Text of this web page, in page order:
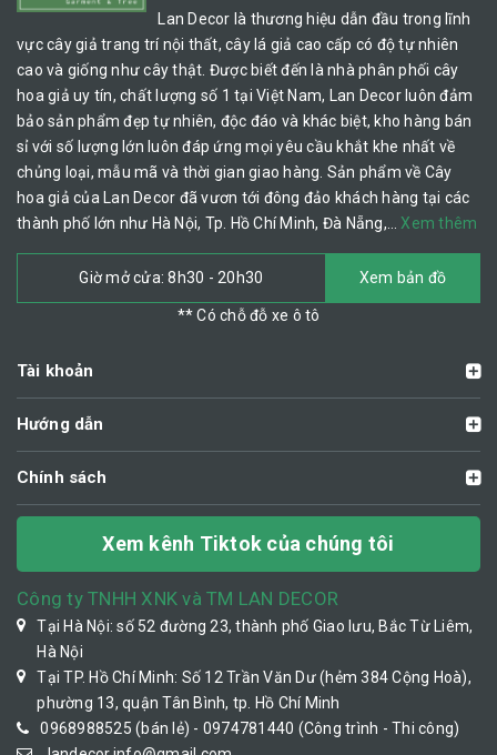
Lan Decor là thương hiệu dẫn đầu trong lĩnh
vực cây giả trang trí nội thất, cây lá giả cao cấp có độ tự nhiên
cao và giống như cây thật. Được biết đến là nhà phân phối cây
hoa giả uy tín, chất lượng số 1 tại Việt Nam, Lan Decor luôn đảm
bảo sản phẩm đẹp tự nhiên, độc đáo và khác biệt, kho hàng bán
sỉ với số lượng lớn luôn đáp ứng mọi yêu cầu khắt khe nhất về
chủng loại, mẫu mã và thời gian giao hàng. Sản phẩm về Cây
hoa giả của Lan Decor đã vươn tới đông đảo khách hàng tại các
thành phố lớn như Hà Nội, Tp. Hồ Chí Minh, Đà Nẵng,…Xem thêm
Giờ mở cửa: 8h30 - 20h30 Xem bản đồ
** Có chỗ đỗ xe ô tô
Tài khoản
Hướng dẫn
Chính sách
Xem kênh Tiktok của chúng tôi
Công ty TNHH XNK và TM LAN DECOR
Tại Hà Nội: số 52 đường 23, thành phố Giao lưu, Bắc Từ Liêm,
Hà Nội
Tại TP. Hồ Chí Minh: Số 12 Trần Văn Dư (hẻm 384 Cộng Hoà),
phường 13, quận Tân Bình, tp. Hồ Chí Minh
0968988525 (bán lẻ) - 0974781440 (Công trình - Thi công)